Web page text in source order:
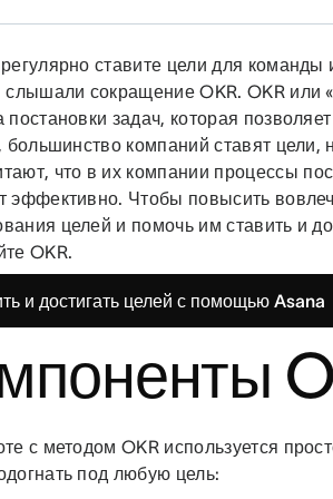
ставите цели для команды
слышали сокращение OKR. OKR или
постановки задач, которая
большинство компаний ставят цели,
что в их компании процессы
эффективно. Чтобы повысить
целей и помочь им ставить и
OKR.
и достигать целей с помощью Asana
с методом OKR используется
под любую цель: